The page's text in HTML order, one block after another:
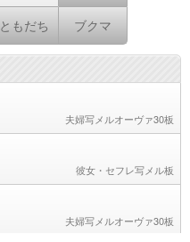
ともだち ブクマ